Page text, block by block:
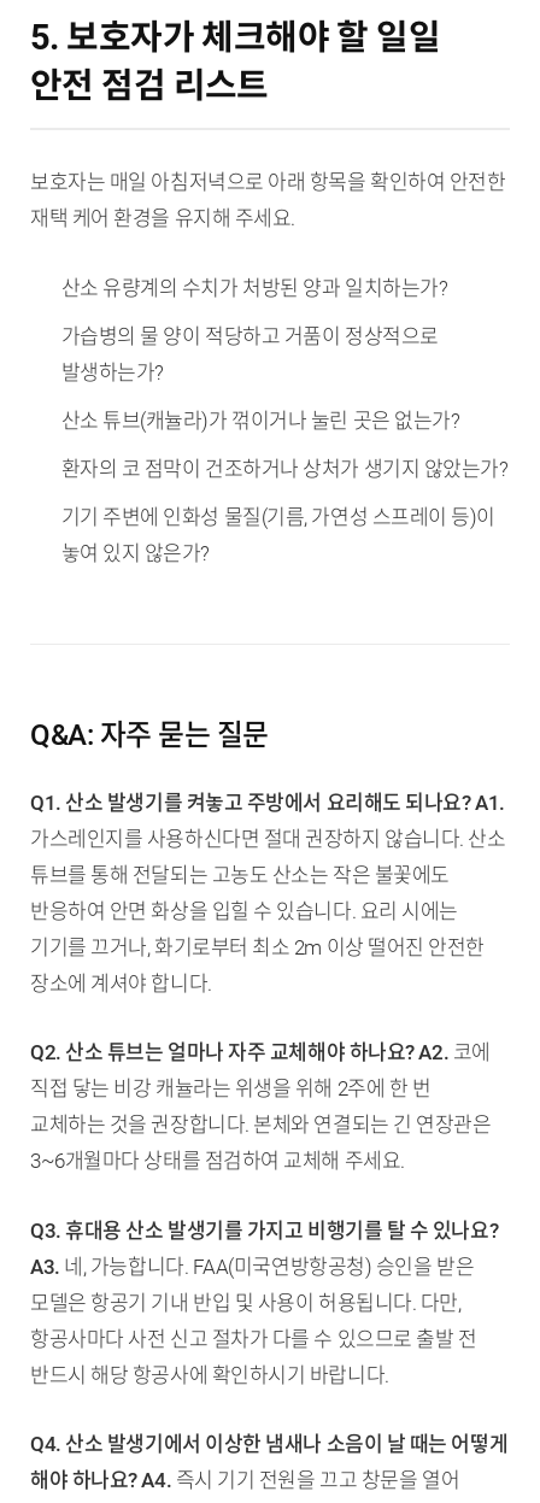
5. 보호자가 체크해야 할 일일
안전 점검 리스트
보호자는 매일 아침저녁으로 아래 항목을 확인하여 안전한
재택 케어 환경을 유지해 주세요.
산소 유량계의 수치가 처방된 양과 일치하는가?
가습병의 물 양이 적당하고 거품이 정상적으로
발생하는가?
산소 튜브(캐뉼라)가 꺾이거나 눌린 곳은 없는가?
환자의 코 점막이 건조하거나 상처가 생기지 않았는가?
기기 주변에 인화성 물질(기름, 가연성 스프레이 등)이
놓여 있지 않은가?
Q&A: 자주 묻는 질문
Q1. 산소 발생기를 켜놓고 주방에서 요리해도 되나요?A1.
가스레인지를 사용하신다면 절대 권장하지 않습니다. 산소
튜브를 통해 전달되는 고농도 산소는 작은 불꽃에도
반응하여 안면 화상을 입힐 수 있습니다. 요리 시에는
기기를 끄거나, 화기로부터 최소 2m 이상 떨어진 안전한
장소에 계셔야 합니다.
Q2. 산소 튜브는 얼마나 자주 교체해야 하나요?A2. 코에
직접 닿는 비강 캐뉼라는 위생을 위해 2주에 한 번
교체하는 것을 권장합니다. 본체와 연결되는 긴 연장관은
3~6개월마다 상태를 점검하여 교체해 주세요.
Q3. 휴대용 산소 발생기를 가지고 비행기를 탈 수 있나요?
A3. 네, 가능합니다. FAA(미국연방항공청) 승인을 받은
모델은 항공기 기내 반입 및 사용이 허용됩니다. 다만,
항공사마다 사전 신고 절차가 다를 수 있으므로 출발 전
반드시 해당 항공사에 확인하시기 바랍니다.
Q4. 산소 발생기에서 이상한 냄새나 소음이 날 때는 어떻게
해야 하나요?A4. 즉시 기기 전원을 끄고 창문을 열어